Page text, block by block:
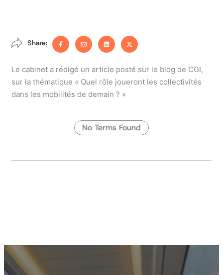
Share:
Le cabinet a rédigé un article posté sur le blog de CGI,
sur la thématique « Quel rôle joueront les collectivités
dans les mobilités de demain ? »
No Terms Found